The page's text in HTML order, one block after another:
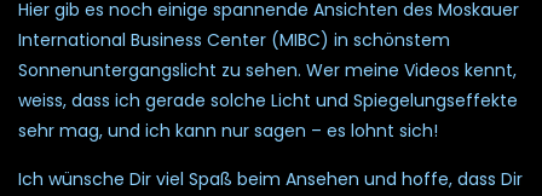
Hier gib es noch einige spannende Ansichten des Moskauer
International Business Center (MIBC) in schönstem
Sonnenuntergangslicht zu sehen. Wer meine Videos kennt,
weiss, dass ich gerade solche Licht und Spiegelungseffekte
sehr mag, und ich kann nur sagen – es lohnt sich!
Ich wünsche Dir viel Spaß beim Ansehen und hoffe, dass Dir